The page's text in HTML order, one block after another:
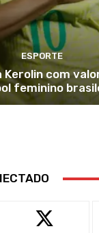
ESPORTE
Kerolin com
feminino